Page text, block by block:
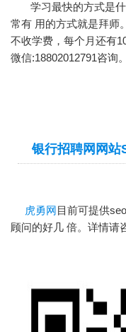
学习最快的方式是什
常有 用的方式就是拜师
不收学费，每个月还有
微信:18802012791咨询。
银行招聘网网站
虎勇网目前可提供
顾问的好几 倍。详情请